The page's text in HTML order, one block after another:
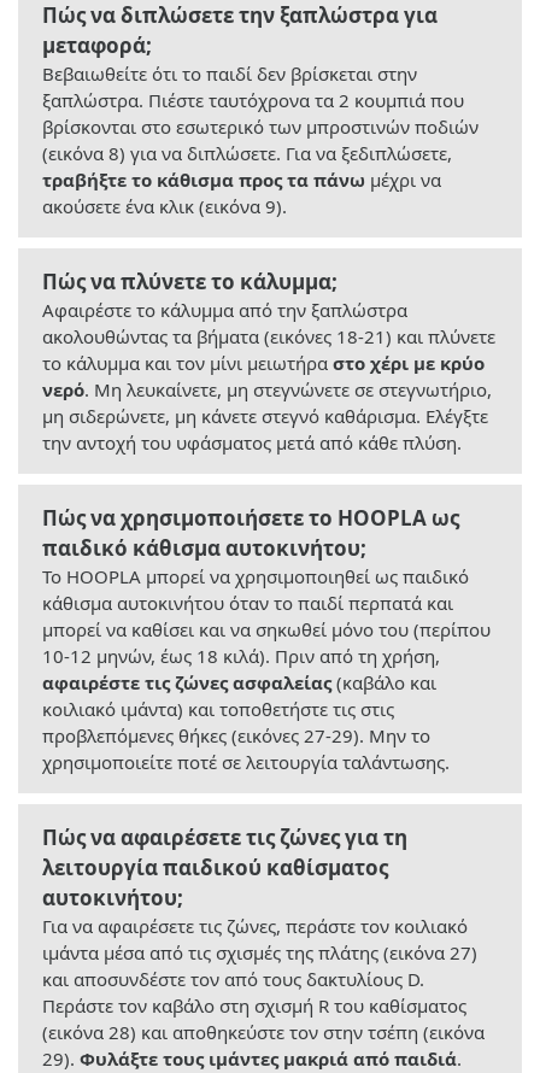
Πώς να διπλώσετε την ξαπλώστρα για
μεταφορά;
Βεβαιωθείτε ότι το παιδί δεν βρίσκεται στην
ξαπλώστρα. Πιέστε ταυτόχρονα τα 2 κουμπιά που
βρίσκονται στο εσωτερικό των μπροστινών ποδιών
(εικόνα 8) για να διπλώσετε. Για να ξεδιπλώσετε,
τραβήξτε το κάθισμα προς τα πάνω μέχρι να
ακούσετε ένα κλικ (εικόνα 9).
Πώς να πλύνετε το κάλυμμα;
Αφαιρέστε το κάλυμμα από την ξαπλώστρα
ακολουθώντας τα βήματα (εικόνες 18-21) και πλύνετε
το κάλυμμα και τον μίνι μειωτήρα στο χέρι με κρύο
νερό. Μη λευκαίνετε, μη στεγνώνετε σε στεγνωτήριο,
μη σιδερώνετε, μη κάνετε στεγνό καθάρισμα. Ελέγξτε
την αντοχή του υφάσματος μετά από κάθε πλύση.
Πώς να χρησιμοποιήσετε το HOOPLA ως
παιδικό κάθισμα αυτοκινήτου;
Το HOOPLA μπορεί να χρησιμοποιηθεί ως παιδικό
κάθισμα αυτοκινήτου όταν το παιδί περπατά και
μπορεί να καθίσει και να σηκωθεί μόνο του (περίπου
10-12 μηνών, έως 18 κιλά). Πριν από τη χρήση,
αφαιρέστε τις ζώνες ασφαλείας(καβάλο και
κοιλιακό ιμάντα) και τοποθετήστε τις στις
προβλεπόμενες θήκες (εικόνες 27-29). Μην το
χρησιμοποιείτε ποτέ σε λειτουργία ταλάντωσης.
Πώς να αφαιρέσετε τις ζώνες για τη
λειτουργία παιδικού καθίσματος
αυτοκινήτου;
Για να αφαιρέσετε τις ζώνες, περάστε τον κοιλιακό
ιμάντα μέσα από τις σχισμές της πλάτης (εικόνα 27)
και αποσυνδέστε τον από τους δακτυλίους D.
Περάστε τον καβάλο στη σχισμή R του καθίσματος
(εικόνα 28) και αποθηκεύστε τον στην τσέπη (εικόνα
29). Φυλάξτε τους ιμάντες μακριά από παιδιά.